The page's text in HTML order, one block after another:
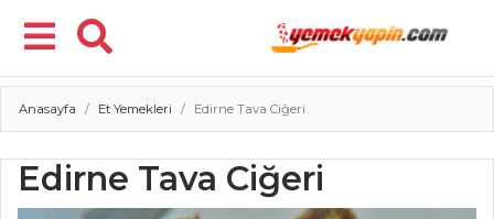
Menü
Anasayfa Et Yemekleri Edirne Tava Ciğeri
Edirne Tava Ciğeri